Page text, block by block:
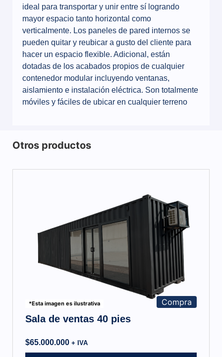
ideal para transportar y unir entre sí logrando
mayor espacio tanto horizontal como
verticalmente. Los paneles de pared internos se
pueden quitar y reubicar a gusto del cliente para
hacer un espacio flexible. Adicional, están
dotadas de los acabados propios de cualquier
contenedor modular incluyendo ventanas,
aislamiento e instalación eléctrica. Son totalmente
móviles y fáciles de ubicar en cualquier terreno
Otros productos
*Esta imagen es ilustrativa Compra
Sala de ventas 40 pies
$65.000.000 + IVA